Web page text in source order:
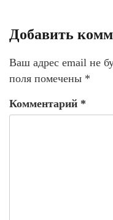
Добавить
Ваш адрес email не
поля помечены *
Комментарий *